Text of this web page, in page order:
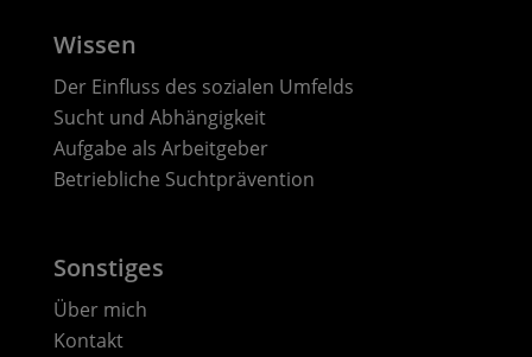
Wissen
Der Einfluss des sozialen Umfelds
Sucht und Abhängigkeit
Aufgabe als Arbeitgeber
Betriebliche Suchtprävention
Sonstiges
Über mich
Kontakt